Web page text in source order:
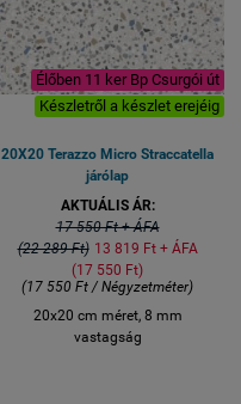
Élőben 11 ker Bp Csurgói út
Készletről a készlet erejéig
20X20 Terazzo Micro Straccatella
járólap
AKTUÁLIS ÁR:
17 550 Ft + ÁFA
(22 289 Ft) 13 819 Ft + ÁFA
(17 550 Ft)
(17 550 Ft / Négyzetméter)
20x20 cm méret, 8 mm
vastagság